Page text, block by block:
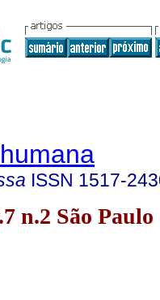
ISSN 1517-
n.2 São Paulo